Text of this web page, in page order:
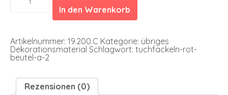
Beutel
In den Warenkorb
Artikelnummer: 19.200.C Kategorie: übriges
Dekorationsmaterial Schlagwort: tuchfackeln-rot-
beutel-a-2
Rezensionen (0)